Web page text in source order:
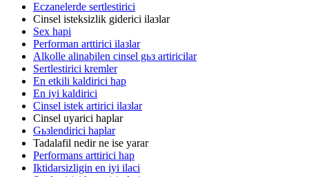
Eczanelerde sertlestirici
Cinsel isteksizlik giderici ilaзlar
Sex hapi
Performan arttirici ilaзlar
Alkolle alinabilen cinsel gьз artiricilar
Sertlestirici kremler
En etkili kaldirici hap
En iyi kaldirici
Cinsel istek artirici ilaзlar
Cinsel uyarici haplar
Gьзlendirici haplar
Tadalafil nedir ne ise yarar
Performans arttirici hap
Iktidarsizligin en iyi ilaci